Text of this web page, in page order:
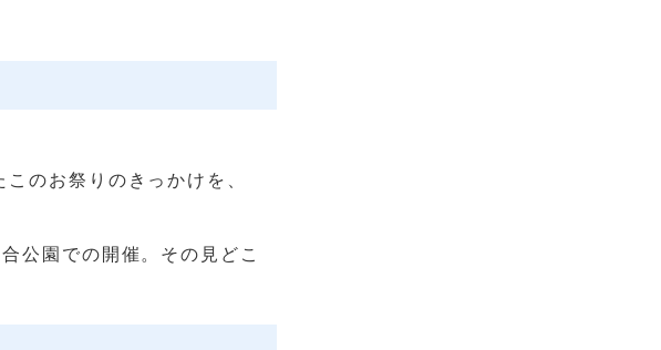
のお祭りのきっかけを、
公園での開催。その見どこ